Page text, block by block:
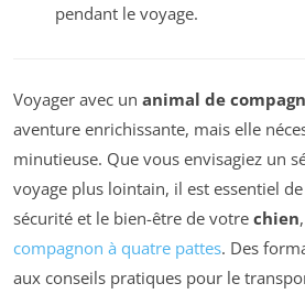
pendant le voyage.
Voyager avec un animal de
aventure enrichissante, mais elle
minutieuse. Que vous envisagiez un
voyage plus lointain, il est essentiel
sécurité et le bien-être de votre chien,
compagnon à quatre pattes. Des
aux conseils pratiques pour le